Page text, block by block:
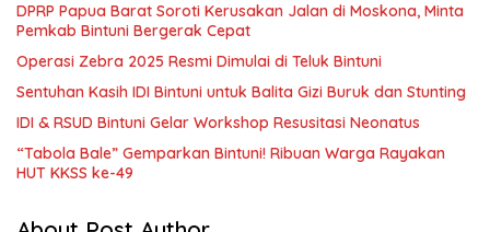
DPRP Papua Barat Soroti Kerusakan Jalan di Moskona, Minta
Pemkab Bintuni Bergerak Cepat
Operasi Zebra 2025 Resmi Dimulai di Teluk Bintuni
Sentuhan Kasih IDI Bintuni untuk Balita Gizi Buruk dan Stunting
IDI & RSUD Bintuni Gelar Workshop Resusitasi Neonatus
“Tabola Bale” Gemparkan Bintuni! Ribuan Warga Rayakan
HUT KKSS ke-49